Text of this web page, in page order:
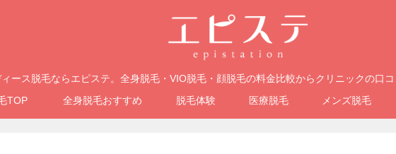
ィース脱毛ならエピステ。全身脱毛・VIO脱毛・顔脱毛の料金比較からクリニックの口
TOP
全身脱毛おすすめ 脱毛体験 医療脱毛 メンズ脱毛